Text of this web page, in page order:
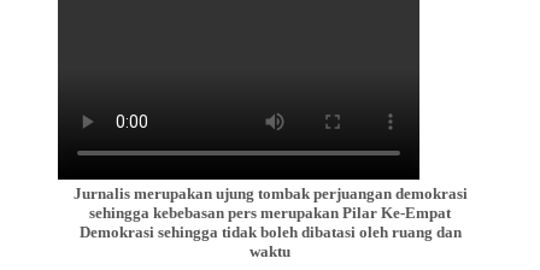
Jurnalis merupakan ujung tombak perjuangan demokrasi
sehingga kebebasan pers merupakan Pilar Ke-Empat
Demokrasi sehingga tidak boleh dibatasi oleh ruang dan
waktu